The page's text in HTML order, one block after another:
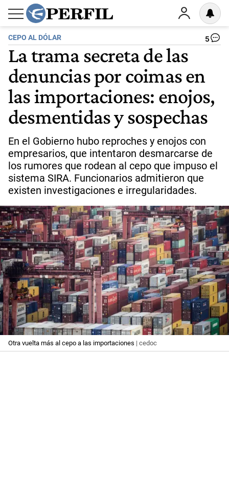
CEPO AL DÓLAR 5
La trama secreta de las
denuncias por coimas en
las importaciones: enojos,
desmentidas y sospechas
En el Gobierno hubo reproches y enojos con
empresarios, que intentaron desmarcarse de
los rumores que rodean al cepo que impuso el
sistema SIRA. Funcionarios admitieron que
existen investigaciones e irregularidades.
Otra vuelta más al cepo a las importaciones | cedoc